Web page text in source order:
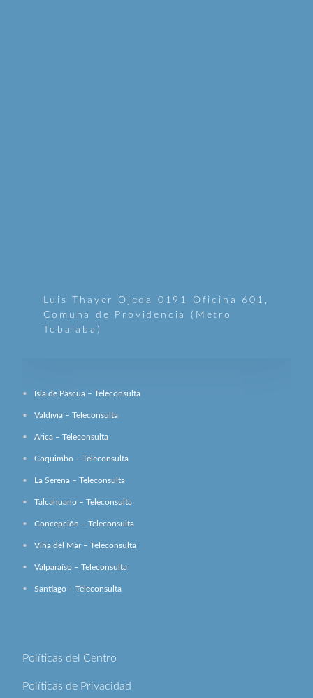
Luis Thayer Ojeda 0191 Oficina 601,
Comuna de Providencia (Metro
Tobalaba)
Isla de Pascua – Teleconsulta
Valdivia – Teleconsulta
Arica – Teleconsulta
Coquimbo – Teleconsulta
La Serena – Teleconsulta
Talcahuano – Teleconsulta
Concepción – Teleconsulta
Viña del Mar – Teleconsulta
Valparaíso – Teleconsulta
Santiago – Teleconsulta
Políticas del Centro
Políticas de Privacidad